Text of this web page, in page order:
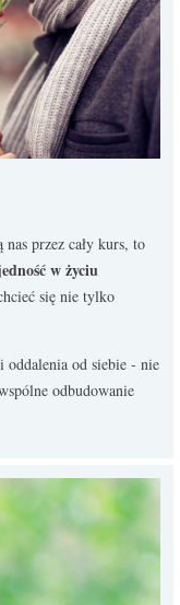
przez cały kurs, to
w życiu
się nie tylko
oddalenia od siebie - nie
odbudowanie